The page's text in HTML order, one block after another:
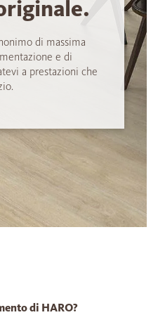
di massima
e di
a prestazioni che
di HARO?